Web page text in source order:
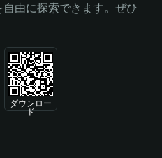
由に探索できます。ぜひ
ダウンロー
ド